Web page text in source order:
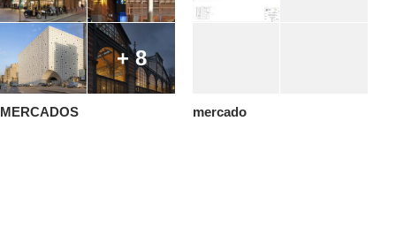
+ 8
MERCADOS mercado